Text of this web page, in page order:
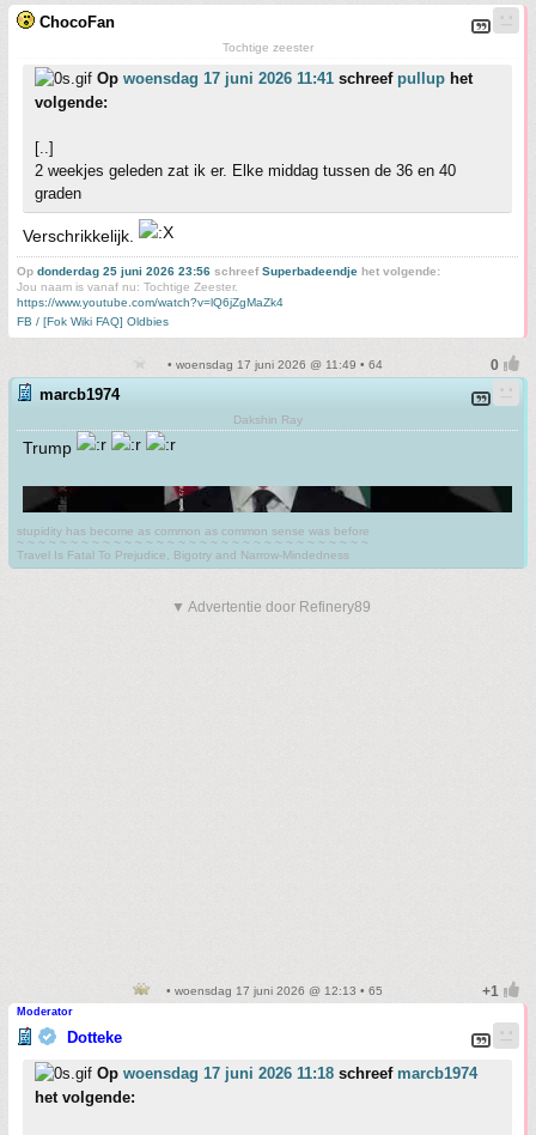
ChocoFan
Tochtige zeester
Op woensdag 17 juni 2026 11:41 schreef pullup het
volgende:
[..]
2 weekjes geleden zat ik er. Elke middag tussen de 36 en 40
graden
Verschrikkelijk.
Op donderdag 25 juni 2026 23:56 schreefSuperbadeendje het volgende:
Jou naam is vanaf nu: Tochtige Zeester.
https://www.youtube.com/watch?v=lQ6jZgMaZk4
FB / [Fok Wiki FAQ] Oldbies
• woensdag 17 juni 2026 @ 11:49 • 64
marcb1974
Dakshin Ray
Trump
stupidity has become as common as common sense was before
~ ~ ~ ~ ~ ~ ~ ~ ~ ~ ~ ~ ~ ~ ~ ~ ~ ~ ~ ~ ~ ~ ~ ~ ~ ~ ~ ~ ~ ~ ~ ~ ~
Travel Is Fatal To Prejudice, Bigotry and Narrow-Mindedness
▼ Advertentie door Refinery89
• woensdag 17 juni 2026 @ 12:13 • 65
Moderator
Dotteke
Op woensdag 17 juni 2026 11:18 schreef marcb1974
het volgende: